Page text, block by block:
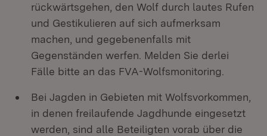
rückwärtsgehen, den Wolf durch lautes Rufen
und Gestikulieren auf sich aufmerksam
machen, und gegebenenfalls mit
Gegenständen werfen. Melden Sie derlei
Fälle bitte an das FVA-Wolfsmonitoring.
Bei Jagden in Gebieten mit Wolfsvorkommen,
in denen freilaufende Jagdhunde eingesetzt
werden, sind alle Beteiligten vorab über die